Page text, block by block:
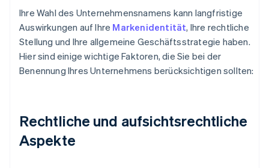
Ihre Wahl des Unternehmensnamens kann langfristige
Auswirkungen auf Ihre Markenidentität, Ihre rechtliche
Stellung und Ihre allgemeine Geschäftsstrategie haben.
Hier sind einige wichtige Faktoren, die Sie bei der
Benennung Ihres Unternehmens berücksichtigen sollten:
Rechtliche und aufsichtsrechtliche
Aspekte